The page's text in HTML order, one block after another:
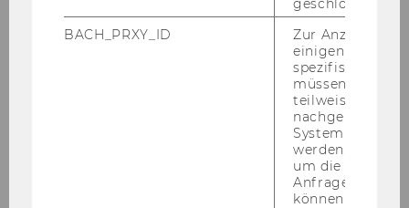
BACH_PRXY_ID
Zur Anzeige von
einigen WU-
spezifischen
müssen
teilweise von
nachgelagerten
System
werden.
um die Antwort
Anfrage
können.